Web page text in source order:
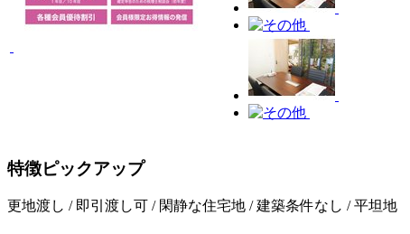
特徴ピックアップ
更地渡し / 即引渡し可 / 閑静な住宅地 / 建築条件なし / 平坦地